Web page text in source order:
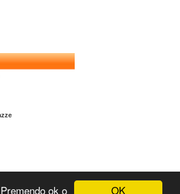
OK
ok o